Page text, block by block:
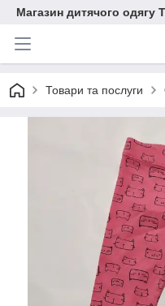
Магазин дитячого одягу
Товари та послуги